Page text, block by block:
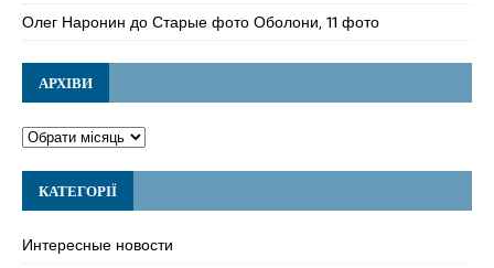
Олег Наронин доСтарые фото Оболони, 11 фото
АРХІВИ
КАТЕГОРІЇ
Интересные новости